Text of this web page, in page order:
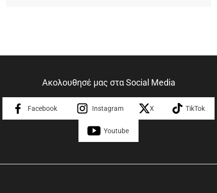
Ακολουθησέ μας στα Social Media
Facebook Instagram X TikTok
Youtube